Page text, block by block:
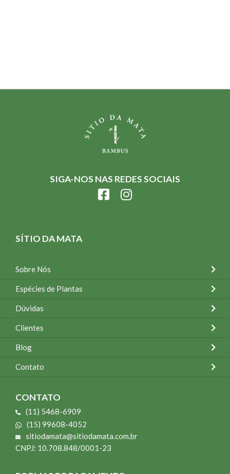
SIGA-NOS NAS REDES SOCIAIS
SÍTIO DA MATA
Sobre Nós
Espécies de Plantas
Dúvidas
Clientes
Blog
Contato
CONTATO
(11) 5468-6909
(15) 99608-4052
sitiodamata@sitiodamata.com.br
CNPJ: 10.708.848/0001-23